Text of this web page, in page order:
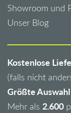
Showroom und
Unser Blog
Kostenlose
(falls nicht
Größte Auswahl
Mehr als 2.600